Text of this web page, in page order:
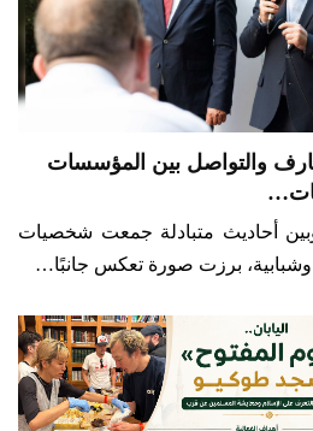
والتواصل بين المؤسسات
أحاديث متبادلة جمعت شخصيات
وشبابية، برزت صورة تعكس جانبًا…